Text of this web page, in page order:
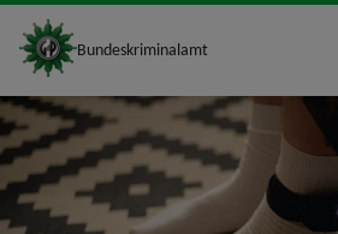
jumpToMain
site_logo
Bundeskriminalamt